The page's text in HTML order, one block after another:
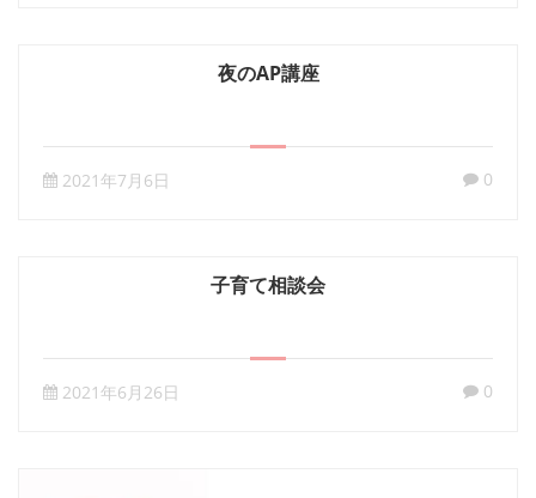
夜のAP講座
2021年7月6日 0
子育て相談会
2021年6月26日 0